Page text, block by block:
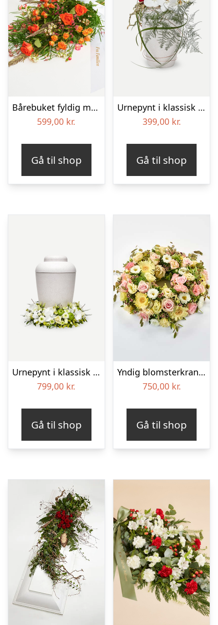
Bårebuket fyldig med bånd
599,00 kr.
Gå til shop
Urnepynt i klassisk stil – rød og hvid
399,00 kr.
Gå til shop
Urnepynt i klassisk stil – creme
799,00 kr.
Gå til shop
Yndig blomsterkrans i pastelfarver, floristens valg – Blomster til begravelse
750,00 kr.
Gå til shop